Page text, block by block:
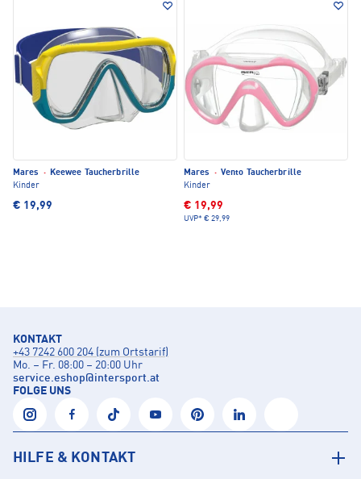
Mares · Keewee Taucherbrille
Kinder
€ 19,99
Mares · Vento Taucherbrille
Kinder
€ 19,99
UVP* € 29,99
KONTAKT
+43 7242 600 204 (zum Ortstarif)
Mo. – Fr. 08:00 – 20:00 Uhr
service.eshop@intersport.at
FOLGE UNS
HILFE & KONTAKT